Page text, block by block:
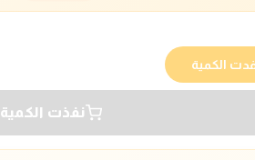
الكمية
نفذت الكمية